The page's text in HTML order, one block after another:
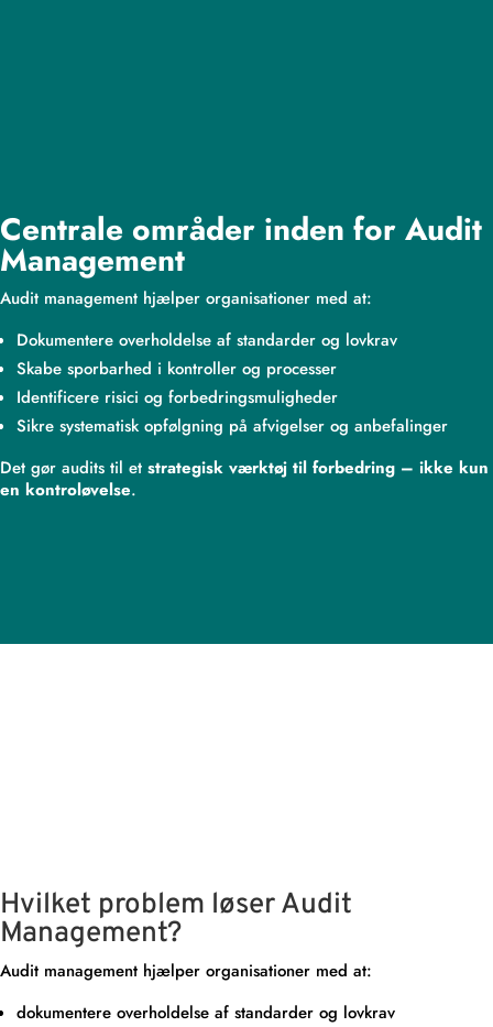
Centrale områder inden for Audit
Management
Audit management hjælper organisationer med at:
Dokumentere overholdelse af standarder og lovkrav
Skabe sporbarhed i kontroller og processer
Identificere risici og forbedringsmuligheder
Sikre systematisk opfølgning på afvigelser og anbefalinger
Det gør audits til et strategisk værktøj til forbedring – ikke kun
en kontroløvelse.
Hvilket problem løser Audit
Management?
Audit management hjælper organisationer med at:
dokumentere overholdelse af standarder og lovkrav